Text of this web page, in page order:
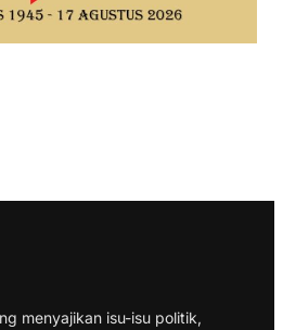
menyajikan isu-isu politik,